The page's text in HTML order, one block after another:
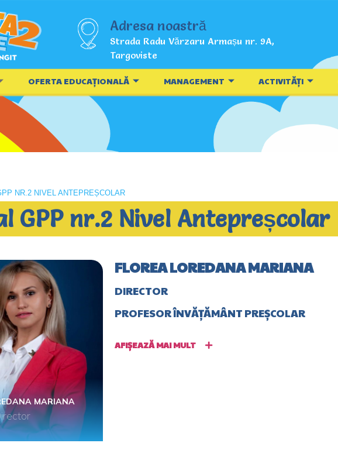
Adresa noastră
Strada Radu Vărzaru Armașu nr. 9A,
Targoviste
OFERTA EDUCAȚIONALĂ MANAGEMENT ACTIVITĂȚI
NR.2 NIVEL ANTEPREȘCOLAR
GPP nr.2 Nivel Antepreșcolar
MARIANA
FLOREA LOREDANA MARIANA
DIRECTOR
PROFESOR ÎNVĂŢĂMÂNT PREŞCOLAR
AFIȘEAZĂ MAI MULT